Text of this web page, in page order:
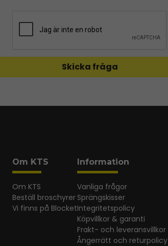
Skicka fråga
Om KTS
Om KTS
Beställ broschyrer
Vi finns på Blocket
Information
Vanliga frågor
Sprängskisser
Integritetspolicy
Köpvillkor & garanti
Frakt- och leveransvillkor
Ångerrätt och returpolicy